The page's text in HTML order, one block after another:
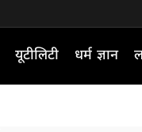
यूटीलिटी धर्म ज्ञान